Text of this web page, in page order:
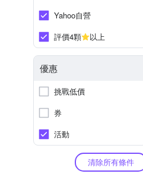
Yahoo自營
評價4顆
以上
優惠
挑戰低價
券
活動
清除所有條件